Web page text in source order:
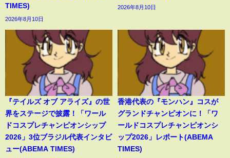
TIMES)
2026年8月10日
2026年8月10日
『テイルズ オブ アライズ』の世
界をステージで披露！「ワール
ドコスプレチャンピオンシップ
2026」3位ブラジル代表インタビ
ュー(ABEMA TIMES)
香港代表の『モンハン』コスが
グランドチャンピオンに！「ワ
ールドコスプレチャンピオンシ
ップ2026」レポート(ABEMA
TIMES)